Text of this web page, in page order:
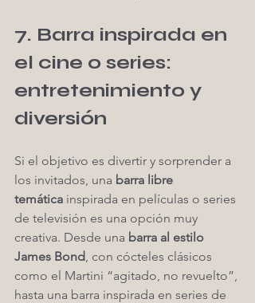
7. Barra inspirada en
el cine o series:
entretenimiento y
diversión
Si el objetivo es divertir y sorprender a
los invitados, una barra libre
temática inspirada en películas o series
de televisión es una opción muy
creativa. Desde una barra al estilo
James Bond, con cócteles clásicos
como el Martini “agitado, no revuelto”,
hasta una barra inspirada en series de